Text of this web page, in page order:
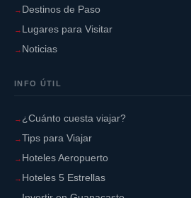
Destinos de Paso
Lugares para Visitar
Noticias
INFO ÚTIL
¿Cuánto cuesta viajar?
Tips para Viajar
Hoteles Aeropuerto
Hoteles 5 Estrellas